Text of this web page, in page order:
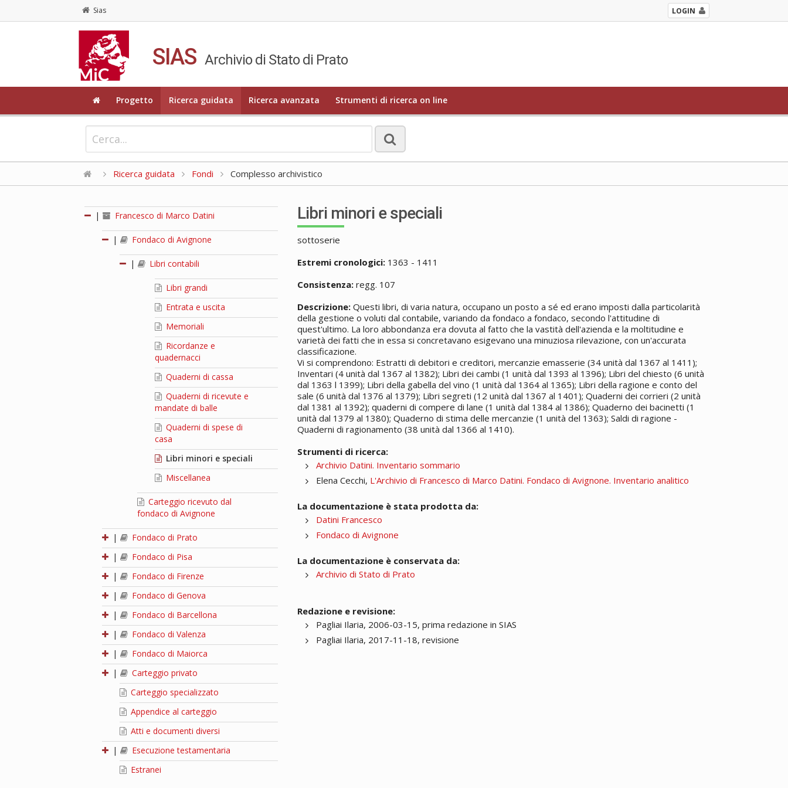
Sias LOGIN
SIAS Archivio di Stato di Prato
Progetto Ricerca guidata Ricerca avanzata Strumenti di ricerca on line
Ricerca guidata Fondi Complesso archivistico
| Francesco di Marco Datini
| Fondaco di Avignone
| Libri contabili
Libri grandi
Entrata e uscita
Memoriali
Ricordanze e
quadernacci
Quaderni di cassa
Quaderni di ricevute e
mandate di balle
Quaderni di spese di
casa
Libri minori e speciali
Miscellanea
Carteggio ricevuto dal
fondaco di Avignone
|
Fondaco di Prato
|
Fondaco di Pisa
|
Fondaco di Firenze
|
Fondaco di Genova
|
Fondaco di Barcellona
|
Fondaco di Valenza
|
Fondaco di Maiorca
|
Carteggio privato
Carteggio specializzato
Appendice al carteggio
Atti e documenti diversi
|
Esecuzione testamentaria
Estranei
Libri minori e speciali
sottoserie
Estremi cronologici: 1363 - 1411
Consistenza: regg. 107
Descrizione: Questi libri, di varia natura, occupano un posto a sé ed erano imposti dalla particolarità
della gestione o voluti dal contabile, variando da fondaco a fondaco, secondo l'attitudine di
quest'ultimo. La loro abbondanza era dovuta al fatto che la vastità dell'azienda e la moltitudine e
varietà dei fatti che in essa si concretavano esigevano una minuziosa rilevazione, con un'accurata
classificazione.
Vi si comprendono: Estratti di debitori e creditori, mercanzie emasserie (34 unità dal 1367 al 1411);
Inventari (4 unità dal 1367 al 1382); Libri dei cambi (1 unità dal 1393 al 1396); Libri del chiesto (6 unità
dal 1363 l 1399); Libri della gabella del vino (1 unità dal 1364 al 1365); Libri della ragione e conto del
sale (6 unità dal 1376 al 1379); Libri segreti (12 unità dal 1367 al 1401); Quaderni dei corrieri (2 unità
dal 1381 al 1392); quaderni di compere di lane (1 unità dal 1384 al 1386); Quaderno dei bacinetti (1
unità dal 1379 al 1380); Quaderno di stima delle mercanzie (1 unità del 1363); Saldi di ragione -
Quaderni di ragionamento (38 unità dal 1366 al 1410).
Strumenti di ricerca:
Archivio Datini. Inventario sommario
Elena Cecchi, L'Archivio di Francesco di Marco Datini. Fondaco di Avignone. Inventario analitico
La documentazione è stata prodotta da:
Datini Francesco
Fondaco di Avignone
La documentazione è conservata da:
Archivio di Stato di Prato
Redazione e revisione:
Pagliai Ilaria, 2006-03-15, prima redazione in SIAS
Pagliai Ilaria, 2017-11-18, revisione